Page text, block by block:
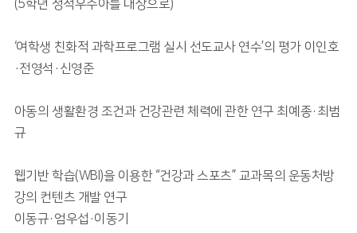
(5학년 성적우수아를 대상으로)
‘여학생 친화적 과학프로그램 실시 선도교사 연수’의 평가 이인호
·전영석·신영준
아동의 생활환경 조건과 건강관련 체력에 관한 연구 최예종·최범
규
웹기반 학습(WBI)을 이용한 “건강과 스포츠” 교과목의 운동처방
강의 컨텐츠 개발 연구
이동규·엄우섭·이동기